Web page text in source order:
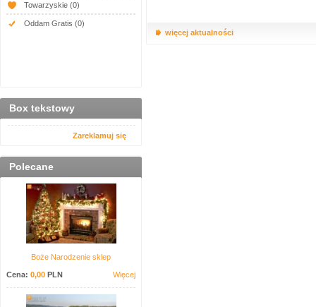
Towarzyskie (0)
Oddam Gratis (0)
Box tekstowy
Zareklamuj się
Polecane
Boże Narodzenie sklep
Cena: 0,00 PLN Więcej
więcej aktualności